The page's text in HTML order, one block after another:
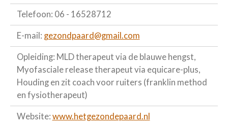
Telefoon: 06 - 16528712
E-mail: gezondpaard@gmail.com
Opleiding: MLD therapeut via de blauwe hengst,
Myofasciale release therapeut via equicare-plus,
Houding en zit coach voor ruiters (franklin method
en fysiotherapeut)
Website: www.hetgezondepaard.nl